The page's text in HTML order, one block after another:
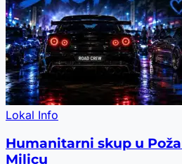
Lokal Info
Humanitarni skup u
Milicu